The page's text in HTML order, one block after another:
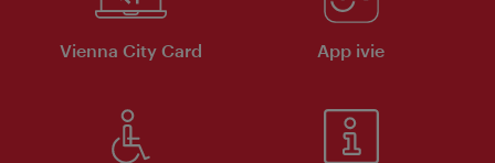
Vienna City Card App ivie